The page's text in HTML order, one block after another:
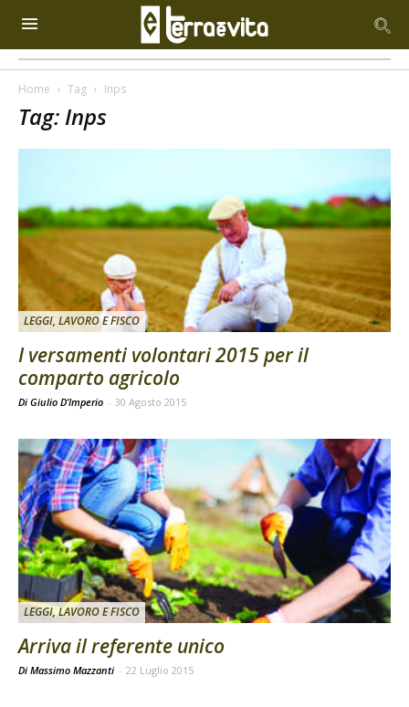
Home Tag Inps
Tag: Inps
LEGGI, LAVORO E FISCO
I versamenti volontari 2015 per il
comparto agricolo
Di Giulio D’Imperio - 30 Agosto 2015
LEGGI, LAVORO E FISCO
Arriva il referente unico
Di Massimo Mazzanti - 22 Luglio 2015